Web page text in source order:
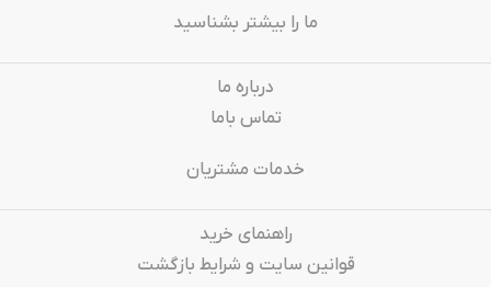
ما را بیشتر بشناسید
درباره‌ ما
تماس باما
خدمات مشتریان
راهنمای خرید
قوانین سایت و شرایط بازگشت